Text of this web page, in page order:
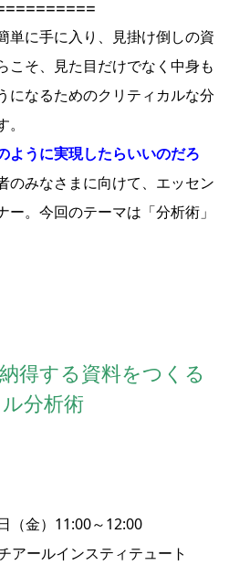
単に手に入り、見掛け倒しの資
こそ、見た目だけでなく中身も
になるためのクリティカルな分
ように実現したらいいのだろ
のみなさまに向けて、エッセン
。今回のテーマは「分析術」
得する資料をつくる
分析術
（金）11:00～12:00
アールインスティテュート